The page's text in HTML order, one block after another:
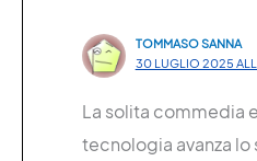
TOMMASO SANNA
30 LUGLIO 2025
La solita commedia
tecnologia avanza lo